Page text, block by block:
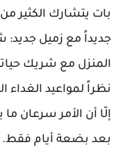
بات يتشارك الكثير
جديداً مع زميل جديد:
المنزل مع شريك
نظراً لمواعيد الغداء
إلّا أن الأمر سرعان
بعد بضعة أيام فقط.